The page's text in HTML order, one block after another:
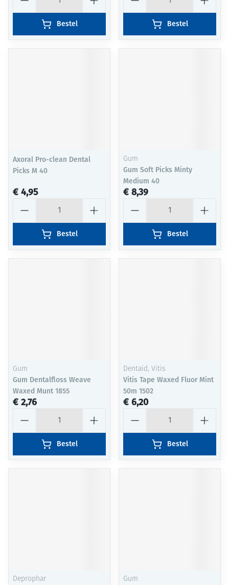
Bestel Bestel
Axoral Pro-clean Dental
Picks M 40
€ 4,95
Bestel
Gum
Gum Soft Picks Minty
Medium 40
€ 8,39
Bestel
Gum
Gum Dentalfloss Weave
Waxed Munt 1855
€ 2,76
Bestel
Dentaid, Vitis
Vitis Tape Waxed Fluor Mint
50m 1502
€ 6,20
Bestel
Deprophar Gum